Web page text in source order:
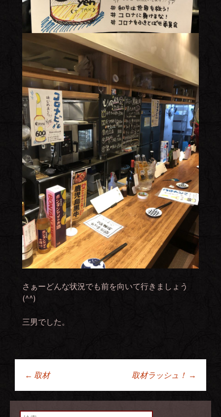
さぁーどんな状況でも前を向いて行きましょう
(^^)
三男でした。
投稿ナビゲーショ
← 取材 取材ラッシュ！ →